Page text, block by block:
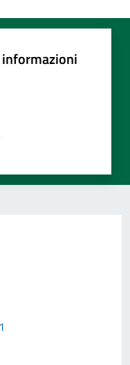
informazioni